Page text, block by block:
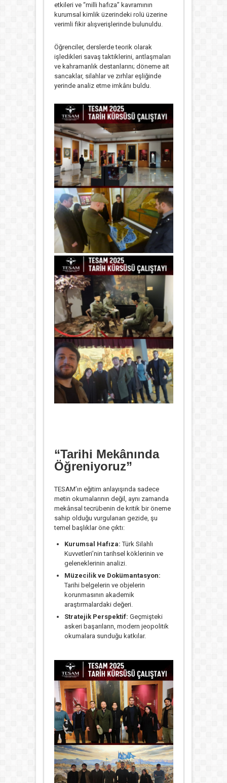
etkileri ve “milli hafıza” kavramının
kurumsal kimlik üzerindeki rolü üzerine
verimli fikir alışverişlerinde bulunuldu.
Öğrenciler, derslerde teorik olarak
işledikleri savaş taktiklerini, antlaşmaları
ve kahramanlık destanlarını; döneme ait
sancaklar, silahlar ve zırhlar eşliğinde
yerinde analiz etme imkânı buldu.
“Tarihi Mekânında
Öğreniyoruz”
TESAM’ın eğitim anlayışında sadece
metin okumalarının değil, aynı zamanda
mekânsal tecrübenin de kritik bir öneme
sahip olduğu vurgulanan gezide, şu
temel başlıklar öne çıktı:
Kurumsal Hafıza: Türk Silahlı
Kuvvetleri’nin tarihsel köklerinin ve
geleneklerinin analizi.
Müzecilik ve Dokümantasyon:
Tarihi belgelerin ve objelerin
korunmasının akademik
araştırmalardaki değeri.
Stratejik Perspektif: Geçmişteki
askeri başarıların, modern jeopolitik
okumalara sunduğu katkılar.